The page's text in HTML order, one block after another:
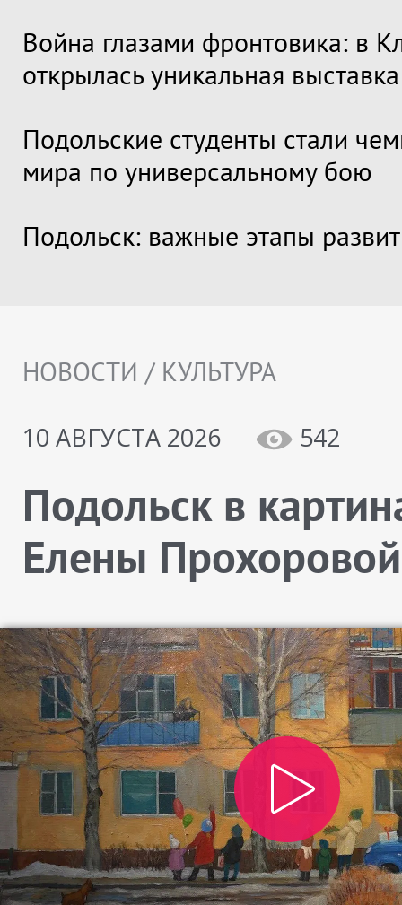
Война глазами фронтовика: в
открылась уникальная выставка
Подольские студенты стали
мира по универсальному бою
Подольск: важные этапы
НОВОСТИ / КУЛЬТУРА
10 АВГУСТА 2026
542
Подольск в
Елены Прохоровой